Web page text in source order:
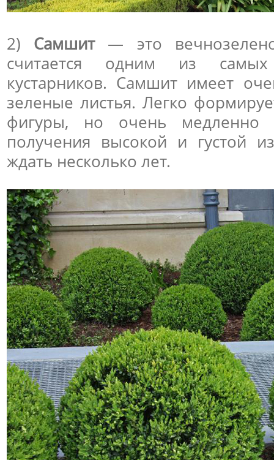
2) Самшит— это
считается одним из
кустарников. Самшит имеет
зеленые листья. Легко
фигуры, но очень медленно
получения высокой и густой
ждать несколько лет.